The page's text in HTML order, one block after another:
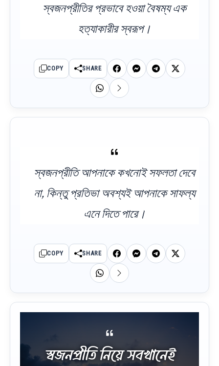
স্বজনপ্রীতির প্রভাবে হওয়া বৈষম্য এক
হত্যাকারীর স্বরূপ।
COPY SHARE
স্বজনপ্রীতি আপনাকে কখনোই সফলতা দেবে
না, কিন্তু প্রতিভা অবশ্যই আপনাকে সাফল্য
এনে দিতে পারে।
COPY SHARE
স্বজনপ্রীতি নিয়ে সবখানেই